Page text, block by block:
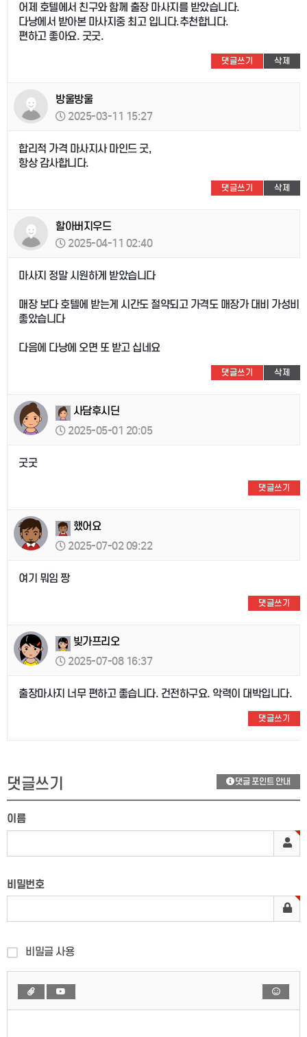
어제 호텔에서 친구와 함께 출장 마사지를 받았습니다.
다낭에서 받아본 마사지중 최고 입니다.추천합니다.
편하고 좋아요. 굿굿.
댓글쓰기 삭제
방울방울
2025-03-11 15:27
합리적 가격 마사지사 마인드 굿,
항상 감사합니다.
댓글쓰기 삭제
할아버지우드
2025-04-11 02:40
마사지 정말 시원하게 받았습니다
매장 보다 호텔에 받는게 시간도 절약되고 가격도 매장가 대비 가성비
좋았습니다
다음에 다낭에 오면 또 받고 십네요
댓글쓰기 삭제
사담후시딘
2025-05-01 20:05
굿굿
댓글쓰기
했어요
2025-07-02 09:22
여기 뭐임 짱
댓글쓰기
빚가프리오
2025-07-08 16:37
출장마사지 너무 편하고 좋습니다. 건전하구요. 악력이 대박입니다.
댓글쓰기
댓글쓰기 댓글 포인트 안내
이름
비밀번호
비밀글 사용